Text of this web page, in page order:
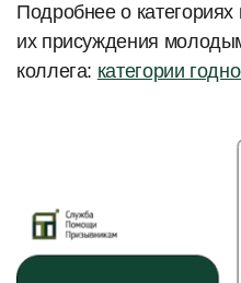
Подробнее о категориях
их присуждения
коллега: категории